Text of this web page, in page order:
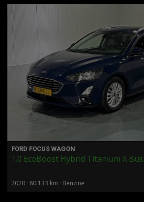
FORD FOCUS WAGON
1.0 EcoBoost Hybrid Titanium X
2020 · 80.133 km · Benzine